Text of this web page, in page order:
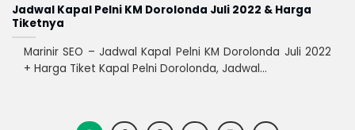
Jadwal Kapal Pelni KM Dorolonda Juli 2022 & Harga
Tiketnya
Marinir SEO – Jadwal Kapal Pelni KM Dorolonda Juli 2022
+ Harga Tiket Kapal Pelni Dorolonda, Jadwal...